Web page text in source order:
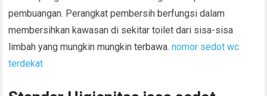
pembuangan. Perangkat pembersih berfungsi dalam
membersihkan kawasan di sekitar toilet dari sisa-sisa
limbah yang mungkin mungkin terbawa.nomor sedot wc
terdekat